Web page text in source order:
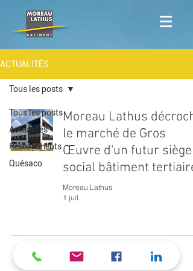
ACTUALITÉS
Tous les posts
Actualités
Recrutements
Quésaco
Tous les posts
Moreau Lathus
le marché de Gros
Œuvre d'un futur siège
social bâtiment tertiaire
Moreau Lathus
1 juil.